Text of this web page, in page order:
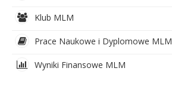
Klub MLM
Prace Naukowe i Dyplomowe MLM
Wyniki Finansowe MLM